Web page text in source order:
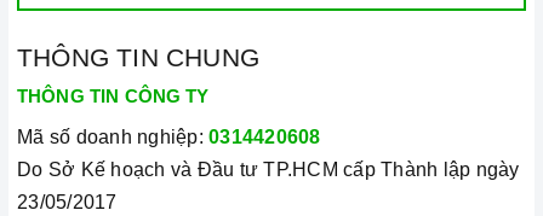
rõ ràng.
Chế độ hỗ trợ bảo hành linh hoạt:
nghiệp, đảm bảo rằng quý khách sẽ có trải nghiệm tuyệt vời
và không gặp bất kỳ khó khăn nào trong quá trình sử dụng
THÔNG TIN CHUNG
THÔNG TIN CÔNG TY
Mã số doanh nghiệp: 0314420608
Do Sở Kế hoạch và Đầu tư TP.HCM cấp Thành lập ngày
23/05/2017